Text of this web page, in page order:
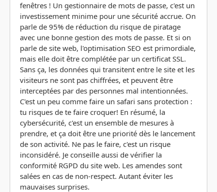
fenêtres ! Un gestionnaire de mots de passe, c'est un
investissement minime pour une sécurité accrue. On
parle de 95% de réduction du risque de piratage
avec une bonne gestion des mots de passe. Et si on
parle de site web, l'optimisation SEO est primordiale,
mais elle doit être complétée par un certificat SSL.
Sans ça, les données qui transitent entre le site et les
visiteurs ne sont pas chiffrées, et peuvent être
interceptées par des personnes mal intentionnées.
C'est un peu comme faire un safari sans protection :
tu risques de te faire croquer! En résumé, la
cybersécurité, c'est un ensemble de mesures à
prendre, et ça doit être une priorité dès le lancement
de son activité. Ne pas le faire, c'est un risque
inconsidéré. Je conseille aussi de vérifier la
conformité RGPD du site web. Les amendes sont
salées en cas de non-respect. Autant éviter les
mauvaises surprises.